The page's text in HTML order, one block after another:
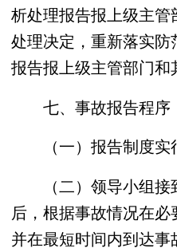
析处理报告报上级主
处理决定，重新落实
报告报上级主管部门和
七、事故报告程序
（一）报告制度实
（二）领导小组接
后，根据事故情况在必
并在最短时间内到达